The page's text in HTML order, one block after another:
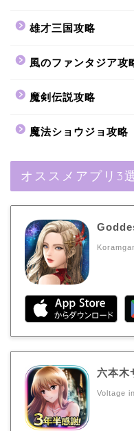
雄才三国攻略
風のファンタジア攻
魔剣伝説攻略
魔法ショウジョ攻略
オススメアプリ3
六本木
Voltage